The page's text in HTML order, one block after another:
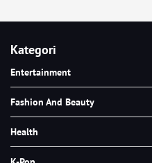
Kategori
Entertainment
Fashion And Beauty
Health